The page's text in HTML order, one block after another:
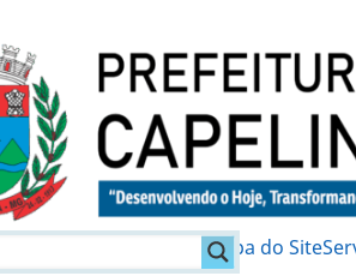
Mapa do Site